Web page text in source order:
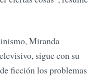
Miranda
sigue con su
ficción los problemas